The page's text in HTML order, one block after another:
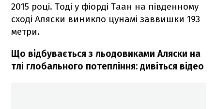
2015 році. Тоді у фіорді Таан на південному
сході Аляски виникло цунамі заввишки 193
метри.
Що відбувається з льодовиками Аляски на
тлі глобального потепління: дивіться відео